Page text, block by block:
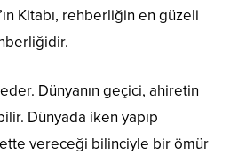
Kitabı, rehberliğin en güzeli
Dünyanın geçici, ahiretin
Dünyada iken yapıp
vereceği bilinciyle bir ömür